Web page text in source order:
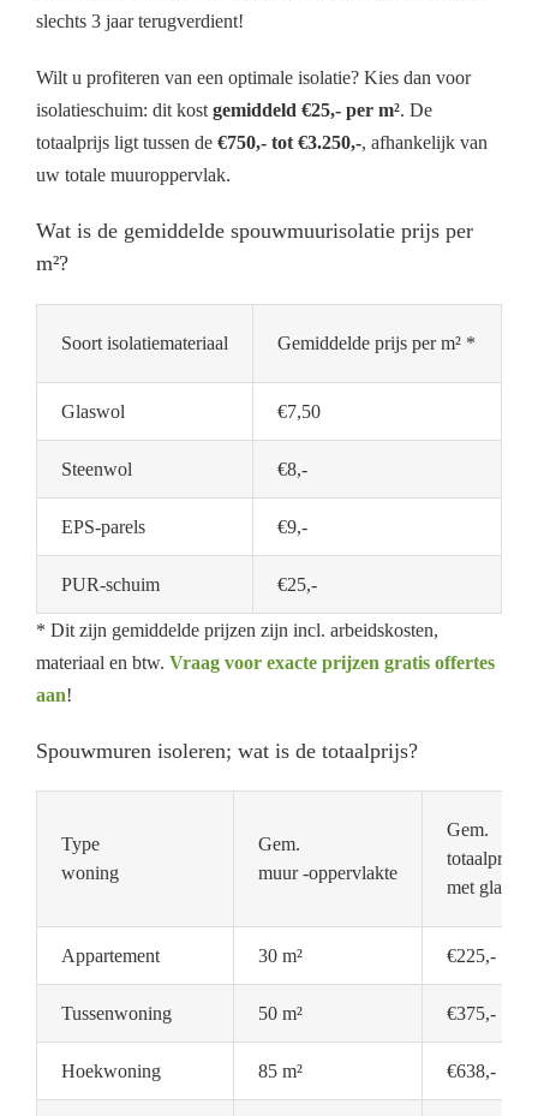
slechts 3 jaar terugverdient!
Wilt u profiteren van een optimale isolatie? Kies dan voor
isolatieschuim: dit kost gemiddeld €25,- per m². De
totaalprijs ligt tussen de €750,- tot €3.250,-, afhankelijk van
uw totale muuroppervlak.
Wat is de gemiddelde spouwmuurisolatie prijs per
m²?
Soort isolatiemateriaal Gemiddelde prijs per m² *
Glaswol €7,50
Steenwol €8,-
EPS-parels €9,-
PUR-schuim €25,-
* Dit zijn gemiddelde prijzen zijn incl. arbeidskosten,
materiaal en btw. Vraag voor exacte prijzen gratis offertes
aan!
Spouwmuren isoleren; wat is de totaalprijs?
Type
woning
Gem.
muur -oppervlakte
Gem.
totaalprijs
met
Appartement 30 m² €225,-
Tussenwoning 50 m² €375,-
Hoekwoning 85 m² €638,-